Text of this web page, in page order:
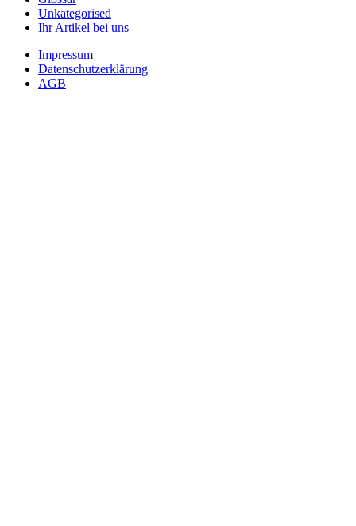
Unkategorised
Ihr Artikel bei uns
Impressum
Datenschutzerklärung
AGB